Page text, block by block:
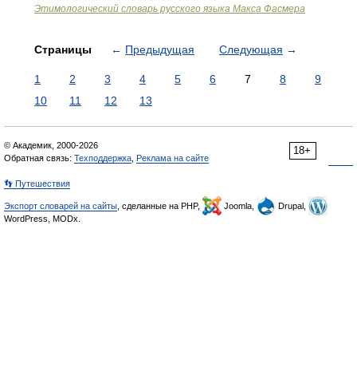
Этимологический словарь русского языка Макса Фасмера
Страницы ← Предыдущая Следующая →
1 2 3 4 5 6 7 8
9
10
11 12 13
18+
© Академик, 2000-2026
Обратная связь: Техподдержка Реклама на сайте
👣 Путешествия
Экспорт словарей на сайты , сделанные на PHP, Joomla,
Drupal,
WordPress, MODx.